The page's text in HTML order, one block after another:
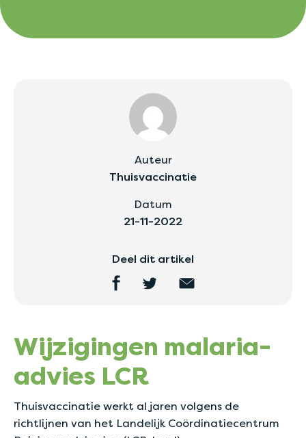
Auteur
Thuisvaccinatie
Datum
21-11-2022
Deel dit artikel
Wijzigingen malaria-
advies LCR
Thuisvaccinatie werkt al jaren volgens de
richtlijnen van het Landelijk Coördinatiecentrum